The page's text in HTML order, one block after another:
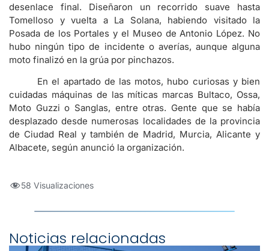
desenlace final. Diseñaron un recorrido suave hasta
Tomelloso y vuelta a La Solana, habiendo visitado la
Posada de los Portales y el Museo de Antonio López. No
hubo ningún tipo de incidente o averías, aunque alguna
moto finalizó en la grúa por pinchazos.
En el apartado de las motos, hubo curiosas y bien
cuidadas máquinas de las míticas marcas Bultaco, Ossa,
Moto Guzzi o Sanglas, entre otras. Gente que se había
desplazado desde numerosas localidades de la provincia
de Ciudad Real y también de Madrid, Murcia, Alicante y
Albacete, según anunció la organización.
58 Visualizaciones
Noticias relacionadas